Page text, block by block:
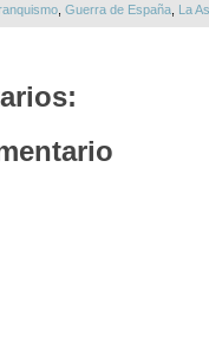
, Guerra de España, La